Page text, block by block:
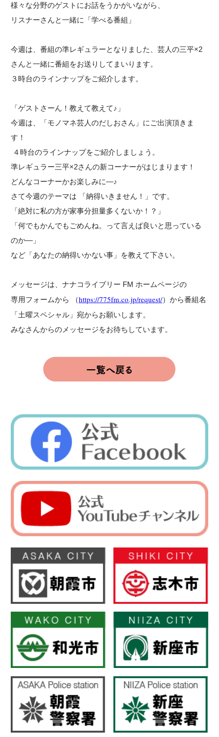
様々な分野のゲストにお話をうかがいながら、
リスナーさんと一緒に「学べる番組」
今週は、番組の準レギュラーとなりました、芸人の三平×2
さんと一緒に番組をお送りしてまいります。
３時台のラインナップをご紹介します。
「ゲストさーん！教えて教えて♪」
今週は、「モノマネ芸人のだしおさん」にご出演頂きま
す！
４時台のラインナップをご紹介しましょう。
準レギュラー三平×2さんの新コーナーがはじまります！
どんなコーナーかお楽しみに―♪
さて今週のテーマは 「納得いきません！」です。
「絶対に私の方が家事分担量多くないか！？」
「何でもかんでもごめんね。って言えば良いと思っている
のか―」
など「あなたの納得いかない事」を教えて下さい。
メッセージは、ナナコライブリー FM ホームページの
専用フォームから （https://775fm.co.jp/request/）から番組名
「土曜スペシャル」宛からお願いします。
みなさんからのメッセージをお待ちしています。